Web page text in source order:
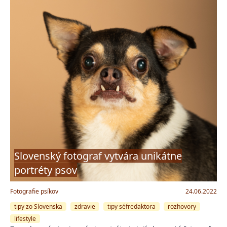
Slovenský fotograf vytvára unikátne
portréty psov
Fotografie psíkov
24.06.2022
tipy zo Slovenska
zdravie tipy séfredaktora
rozhovory
lifestyle